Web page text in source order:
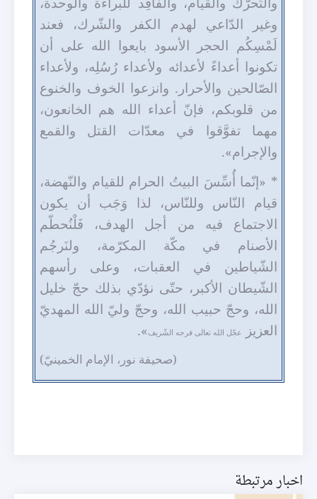
وغير الدّاعي لهدم الكفر والشّرك، فعند
لَمْسِكُم الحجر الأسود بايعوا الله على أن
تكونوا أعداءً لأعدائه ولأعداء رُسُلِه، ولأعداء
الصّالحين والأحرار. وانزعوا الخوف والخنوع
من قلوبكم، فإنّ أعداء الله هم الخانعون،
مهما تفوّقوا في معدّات القتل والقمع
والإجرام».
* «إنّما أُسِّسَ البيتُ الحرام للقيام والنّهضة،
قيام النّاس وللنّاس، لذا وَجَب أن يكون
الاجتماع فيه من أجل الهدف، فَلْنُحطّم
الأصنام في مكّة المكرّمة، ولنَرجُم
الشّياطين في العقبات، وعلى رأسهم
الشّيطان الأكبر، حتّى نؤدّي بذلك حجّ خليل
الله، وحجّ حبيب الله، وحجّ وليّ الله المهديّ
العزيز
عجّل الله تعالى فرجه الشّريف ».
(صحيفة نور، الإمام الخمينيّ)
اخبار مرتبطة